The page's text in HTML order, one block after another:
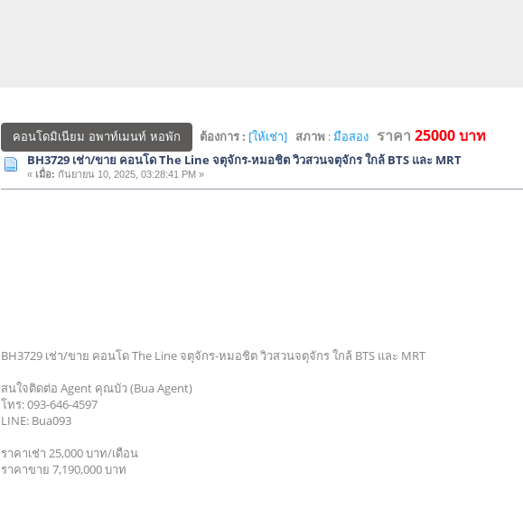
คอนโดมิเนียม อพาท์เมนท์ หอพัก ต้องการ : [ให้เช่า] สภาพ :มือสอง ราคา25000 บาท
BH3729 เช่า/ขาย คอนโด The Line จตุจักร-หมอชิต วิวสวนจตุจักร ใกล้ BTS และ MRT
« เมื่อ: กันยายน 10, 2025, 03:28:41 PM »
BH3729 เช่า/ขาย คอนโด The Line จตุจักร-หมอชิต วิวสวนจตุจักร ใกล้ BTS และ MRT
สนใจติดต่อ Agent คุณบัว (Bua Agent)
โทร: 093-646-4597
LINE: Bua093
ราคาเช่า 25,000 บาท/เดือน
ราคาขาย 7,190,000 บาท